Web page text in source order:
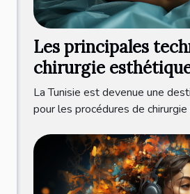
Les principales
chirurgie
La Tunisie est devenue une
pour les procédures de chirurgie